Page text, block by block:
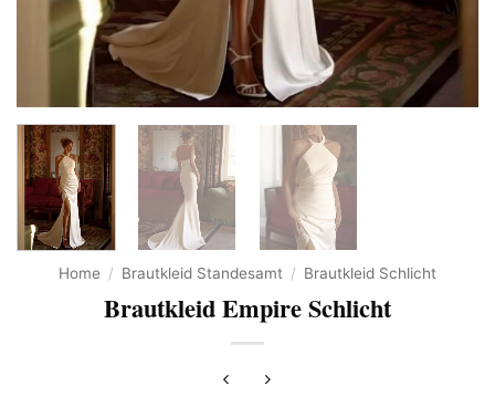
Home / Brautkleid Standesamt / Brautkleid Schlicht
Brautkleid Empire Schlicht